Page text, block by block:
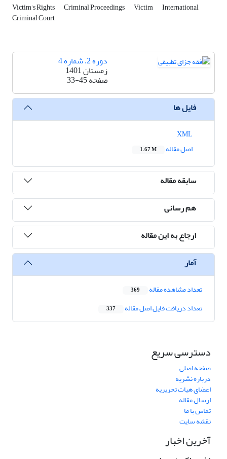
Victim’s Rights Criminal Proceedings Victim International
Criminal Court
دوره 2، شماره 4
زمستان 1401
صفحه33-45
فایل ها
اصل مقاله
1.67 M
سابقه مقاله
هم رسانی
ارجاع به این مقاله
آمار
تعداد مشاهده مقاله 369
تعداد دریافت فایل اصل مقاله 337
دسترسی سریع
صفحه اصلی
درباره نشریه
اعضای هیات تحریریه
ارسال مقاله
تماس با ما
نقشه سایت
آخرین اخبار